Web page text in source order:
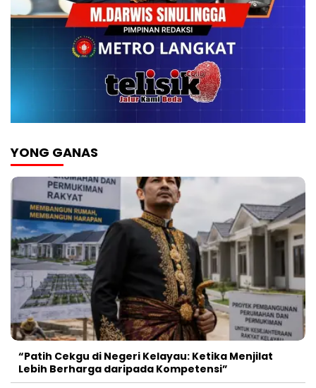
YONG GANAS
“Patih Cekgu di Negeri Kelayau: Ketika Menjilat
Lebih Berharga daripada Kompetensi”